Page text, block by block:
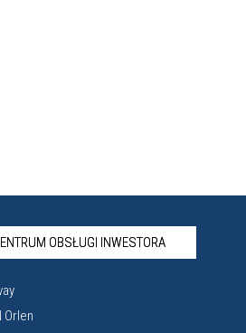
OBSŁUGI INWESTORA
Orlen